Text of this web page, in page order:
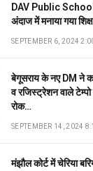
DAV Public
अंदाज में मनाया गया
SEPTEMBER 6, 2024
बेगूसराय के नए DM ने
व रजिस्ट्रेशन वाले टेम्पो
रोक…
SEPTEMBER 14, 2024
मंझौल कोर्ट में चेरिया